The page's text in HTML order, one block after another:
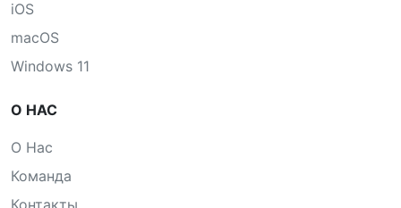
iOS
macOS
Windows 11
О НАС
О Нас
Команда